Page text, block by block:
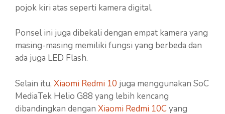
pojok kiri atas seperti kamera digital.
Ponsel ini juga dibekali dengan empat kamera yang
masing-masing memiliki fungsi yang berbeda dan
ada juga LED Flash.
Selain itu, Xiaomi Redmi 10 juga menggunakan SoC
MediaTek Helio G88 yang lebih kencang
dibandingkan dengan Xiaomi Redmi 10Cyang